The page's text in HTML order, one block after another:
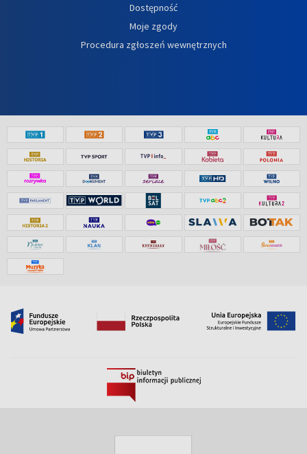
Dostępność
Moje zgody
Procedura zgłoszeń wewnętrznych